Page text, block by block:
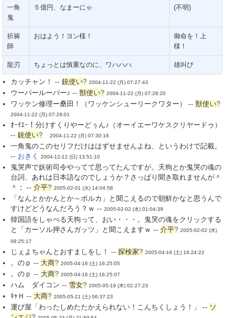
一角
鬼
５億円、なまーにゃ (不明)
祈祷
師
おはよう！ヨン様！
御命を！上
様！
龍刃 ちょっとは慎重なのに、ワハハハ 雄叫び
カッチャン！ -- 銃使い? 2004-11-22 (月) 07:27:43
ウーパールーパー♪ -- 獣使い? 2004-11-22 (月) 07:28:20
ワッケン修理ー桑田！（ワッケンシューリークワター） -- 獣使い?
2004-11-22 (月) 07:29:01
ｵｰｲｴｰ！分けすくりやーどぅん♪（オーイエーワケスクリヤードゥ）
-- 銃使い? 2004-11-22 (月) 07:30:16
一角鬼のこのセリフだけははずせませんよね、というわけで記載。
-- おきく 2004-12-12 (日) 13:51:10
鬼哭声で妖術司令やってて思ってたんですが。天狗とか鬼哭の魂の
台詞、あれは日本語なのでしょうか？さっぱり聞き取れませんが＾
＾； -- 介平? 2005-02-01 (火) 14:04:58
「なんとかかんとか～ボルカ」と聞こえるので朝鮮かなと思うんで
すけどどうなんだろう？ｗ -- 2005-02-02 (水) 01:04:39
韓国語をしゃべる天狗って、おい・・・。鬼哭の魂をクリックする
と「カーソル押さんガッツ」と聞こえますｗ -- 介平? 2005-02-02 (水)
09:25:17
じぇよちゃんとおすましをし！ -- 探検家? 2005-04-16 (土) 16:24:22
。のｐ -- 大商? 2005-04-16 (土) 16:25:05
。のｐ -- 大商? 2005-04-16 (土) 16:25:07
ハム ダイコン -- 雪女? 2005-05-19 (木) 02:27:23
ｷｬＨ -- 大商? 2005-05-21 (土) 06:37:23
運び屋「わったしめたたかえられない！こんちくしょう！」 -- ソ